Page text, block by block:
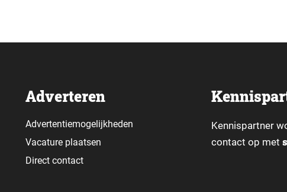
Adverteren
Advertentiemogelijkheden
Vacature plaatsen
Direct contact
Kennispartner
contact op met